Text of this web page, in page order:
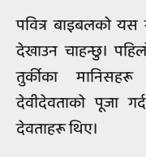
पवित्र बाइबलको
देखाउन चाहन्छु।
तुर्कीका
देवीदेवताको पूजा
देवताहरू थिए।